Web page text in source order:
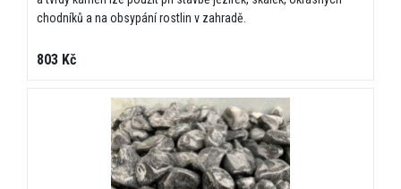
chodníků a na obsypání rostlin v zahradě.
803 Kč
Telefon*
Zpráva / Popis projektu*